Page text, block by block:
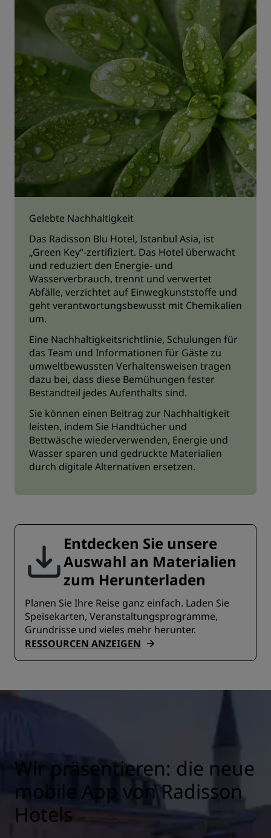
Gelebte Nachhaltigkeit
Das Radisson Blu Hotel, Istanbul Asia, ist
„Green Key“-zertifiziert. Das Hotel überwacht
und reduziert den Energie- und
Wasserverbrauch, trennt und verwertet
Abfälle, verzichtet auf Einwegkunststoffe und
geht verantwortungsbewusst mit Chemikalien
um.
Eine Nachhaltigkeitsrichtlinie, Schulungen für
das Team und Informationen für Gäste zu
umweltbewussten Verhaltensweisen tragen
dazu bei, dass diese Bemühungen fester
Bestandteil jedes Aufenthalts sind.
Sie können einen Beitrag zur Nachhaltigkeit
leisten, indem Sie Handtücher und
Bettwäsche wiederverwenden, Energie und
Wasser sparen und gedruckte Materialien
durch digitale Alternativen ersetzen.
Entdecken Sie unsere
Auswahl an Materialien
zum Herunterladen
Planen Sie Ihre Reise ganz einfach. Laden Sie
Speisekarten, Veranstaltungsprogramme,
Grundrisse und vieles mehr herunter.
RESSOURCEN ANZEIGEN
Wir präsentieren: die neue
mobile App von Radisson
Hotels